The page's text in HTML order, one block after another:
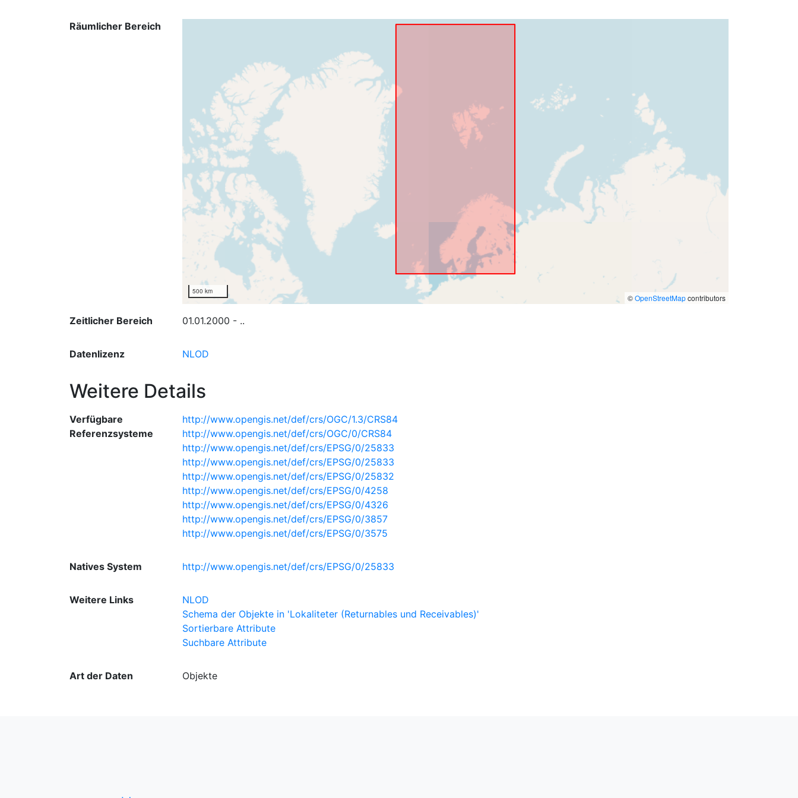
Räumlicher Bereich
500 km
©OpenStreetMapcontributors
Zeitlicher Bereich 01.01.2000 - ..
Datenlizenz NLOD
Weitere Details
Verfügbare
Referenzsysteme
http://www.opengis.net/def/crs/OGC/1.3/CRS84
http://www.opengis.net/def/crs/OGC/0/CRS84
http://www.opengis.net/def/crs/EPSG/0/25833
http://www.opengis.net/def/crs/EPSG/0/25833
http://www.opengis.net/def/crs/EPSG/0/25832
http://www.opengis.net/def/crs/EPSG/0/4258
http://www.opengis.net/def/crs/EPSG/0/4326
http://www.opengis.net/def/crs/EPSG/0/3857
http://www.opengis.net/def/crs/EPSG/0/3575
Natives System http://www.opengis.net/def/crs/EPSG/0/25833
Weitere Links
NLOD
Schema der Objekte in 'Lokaliteter (Returnables und Receivables)'
Sortierbare Attribute
Suchbare Attribute
Art der Daten Objekte